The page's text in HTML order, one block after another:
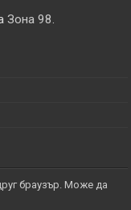
Зона 98.
браузър. Може да